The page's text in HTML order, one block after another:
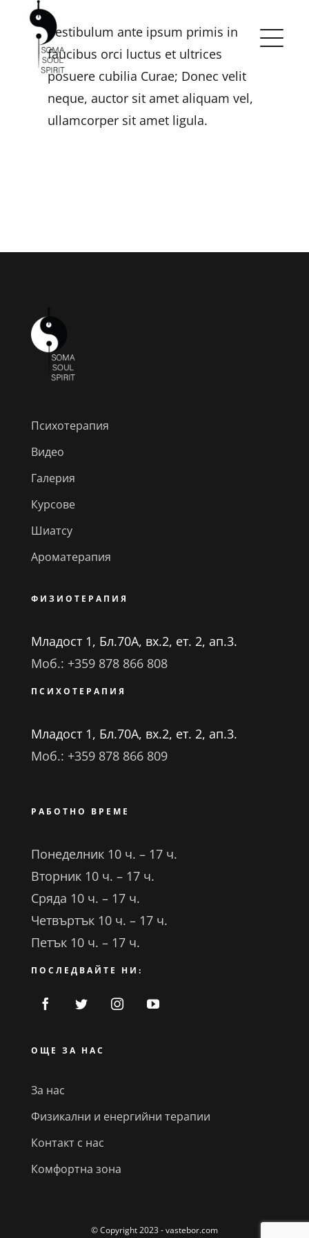
content
Vestibulum ante ipsum primis in
faucibus orci luctus et ultrices
posuere cubilia Curae; Donec velit
neque, auctor sit amet aliquam vel,
ullamcorper sit amet ligula.
Психотерапия
Видео
Галерия
Курсове
Шиатсу
Ароматерапия
ФИЗИОТЕРАПИЯ
Младост 1, Бл.70А, вх.2, ет. 2, ап.3.
Моб.: +359 878 866 808
ПСИХОТЕРАПИЯ
Младост 1, Бл.70А, вх.2, ет. 2, ап.3.
Моб.: +359 878 866 809
РАБОТНО ВРЕМЕ
Понеделник 10 ч. – 17 ч.
Вторник 10 ч. – 17 ч.
Сряда 10 ч. – 17 ч.
Четвъртък 10 ч. – 17 ч.
Петък 10 ч. – 17 ч.
ПОСЛЕДВАЙТЕ НИ:
ОЩЕ ЗА НАС
За нас
Физикални и енергийни терапии
Контакт с нас
Комфортна зона
© Copyright 2023 - vastebor.com